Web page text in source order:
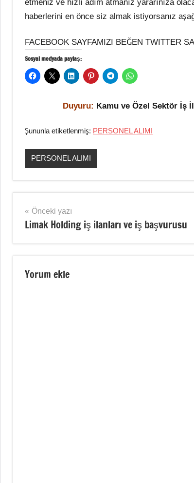
etmeniz ve hızlı adım atmanız yararınıza
haberlerini en önce siz almak istiyorsanız
FACEBOOK SAYFAMIZI BEĞEN TWITTER
Sosyal medyada paylaş:
Duyuru: Kamu ve Özel Sektör İş
Şununla etiketlenmiş: PERSONEL ALIMI
PERSONEL ALIMI
Yazı
gezinmesi
Önceki yazı
Limak Holding iş ilanları ve iş başvurusu
Yorum ekle